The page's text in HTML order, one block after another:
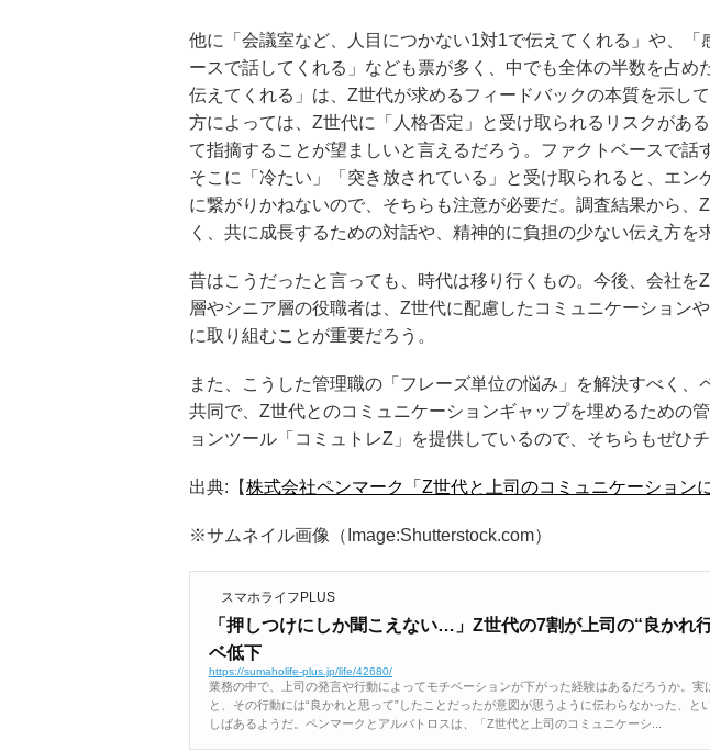
他に「会議室など、人目につかない1対1で伝えてくれる」や、「
ースで話してくれる」なども票が多く、中でも全体の半数を占め
伝えてくれる」は、Z世代が求めるフィードバックの本質を示し
方によっては、Z世代に「人格否定」と受け取られるリスクがあ
て指摘することが望ましいと言えるだろう。ファクトベースで話
そこに「冷たい」「突き放されている」と受け取られると、エン
に繋がりかねないので、そちらも注意が必要だ。調査結果から、
く、共に成長するための対話や、精神的に負担の少ない伝え方を
昔はこうだったと言っても、時代は移り行くもの。今後、会社を
層やシニア層の役職者は、Z世代に配慮したコミュニケーション
に取り組むことが重要だろう。
また、こうした管理職の「フレーズ単位の悩み」を解決すべく、
共同で、Z世代とのコミュニケーションギャップを埋めるための
ョンツール「コミュトレZ」を提供しているので、そちらもぜひ
出典:【株式会社ペンマーク「Z世代と上司のコミュニケーション
※サムネイル画像（Image:Shutterstock.com）
スマホライフPLUS
「押しつけにしか聞こえない…」Z世代の7割が上司の“良かれ
ベ低下
https://sumaholife-plus.jp/life/42680/
業務の中で、上司の発言や行動によってモチベーションが下がった経験はあるだろうか。実
と、その行動には“良かれと思って”したことだったが意図が思うように伝わらなかった、と
しばあるようだ。ペンマークとアルバトロスは、「Z世代と上司のコミュニケーシ...